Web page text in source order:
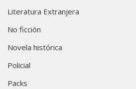
Literatura Extranjera
No ficción
Novela histórica
Policial
Packs